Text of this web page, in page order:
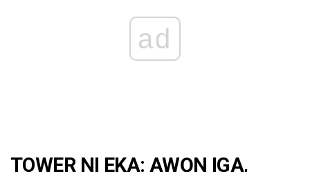
ad
TOWER NI EKA: AWỌN IGA,